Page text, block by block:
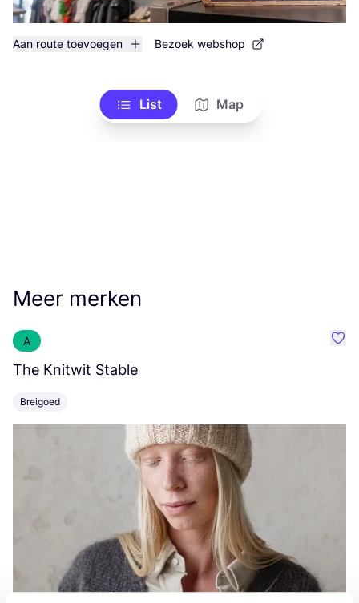
Aan route toevoegen Bezoek webshop
List Map
Meer merken
A
The Knitwit Stable
Breigoed